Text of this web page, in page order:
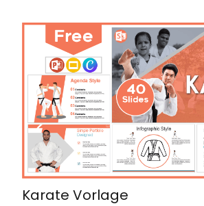
Karate Vorlage